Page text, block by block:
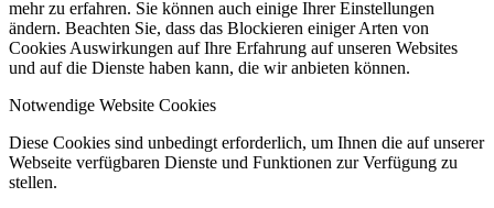
mehr zu erfahren. Sie können auch einige Ihrer Einstellungen
ändern. Beachten Sie, dass das Blockieren einiger Arten von
Cookies Auswirkungen auf Ihre Erfahrung auf unseren Websites
und auf die Dienste haben kann, die wir anbieten können.
Notwendige Website Cookies
Diese Cookies sind unbedingt erforderlich, um Ihnen die auf unserer
Webseite verfügbaren Dienste und Funktionen zur Verfügung zu
stellen.